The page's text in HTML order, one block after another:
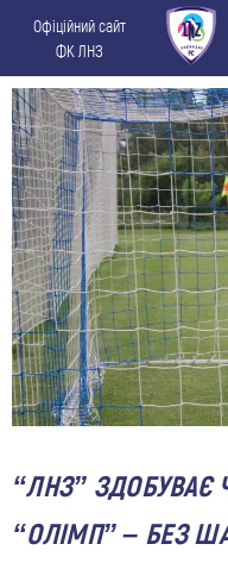
Офіційний сайт
ФК ЛНЗ
“ЛНЗ” ЗДОБУВАЄ
“ОЛІМП” – БЕЗ